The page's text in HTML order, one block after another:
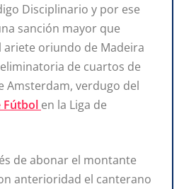
Disciplinario y por ese
sanción mayor que
ariete oriundo de Madeira
de cuartos de
Amsterdam, verdugo del
Fútbol en la Liga de
de abonar el montante
anterioridad el canterano